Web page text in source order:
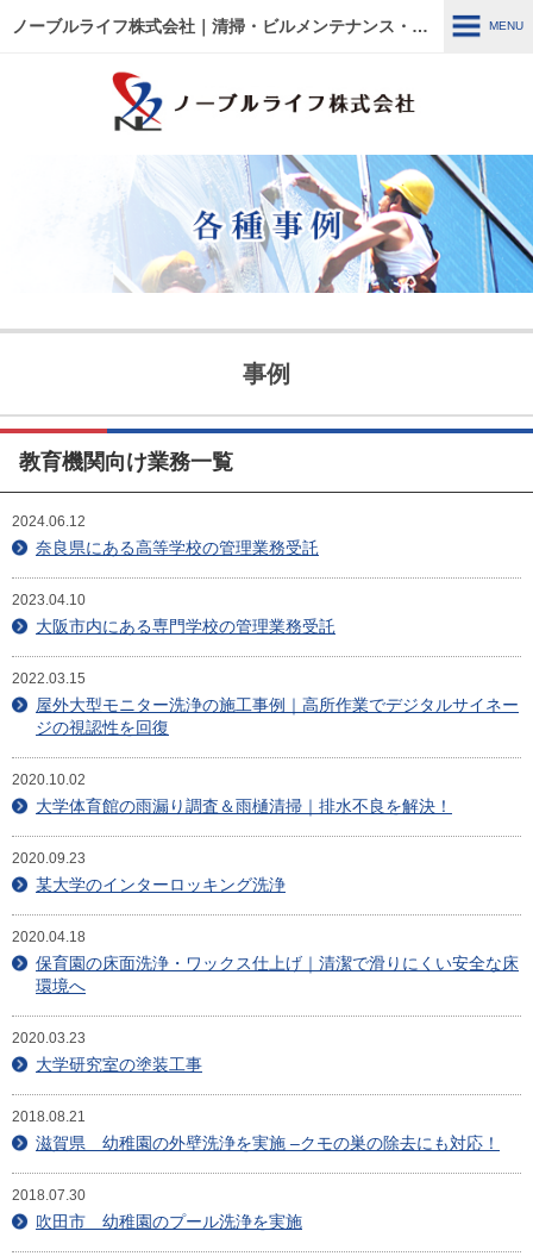
ノーブルライフ株式会社｜清掃・ビルメンテナンス・施設管理・改修工事｜大阪・兵庫・京都・滋賀・東京 MENU
各種事例
ノーブルライフの強み・特徴
ウルトラフロアケア
エアコン関連 ～修繕・入
替・クリーニング～
目安・価格表
会社概要
アクセスマップ
お問合せ
事例
教育機関向け業務一覧
2024.06.12
奈良県にある高等学校の管理業務受託
2023.04.10
大阪市内にある専門学校の管理業務受託
2022.03.15
屋外大型モニター洗浄の施工事例｜高所作業でデジタルサイネー
ジの視認性を回復
2020.10.02
大学体育館の雨漏り調査＆雨樋清掃｜排水不良を解決！
2020.09.23
某大学のインターロッキング洗浄
2020.04.18
保育園の床面洗浄・ワックス仕上げ｜清潔で滑りにくい安全な床
環境へ
2020.03.23
大学研究室の塗装工事
2018.08.21
滋賀県 幼稚園の外壁洗浄を実施 –クモの巣の除去にも対応！
2018.07.30
吹田市 幼稚園のプール洗浄を実施